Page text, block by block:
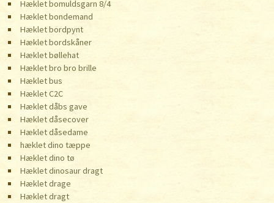
Hæklet bomuldsgarn 8/4
Hæklet bondemand
Hæklet bordpynt
Hæklet bordskåner
Hæklet bøllehat
Hæklet bro bro brille
Hæklet bus
Hæklet C2C
Hæklet dåbs gave
Hæklet dåsecover
Hæklet dåsedame
hæklet dino tæppe
Hæklet dino tø
Hæklet dinosaur dragt
Hæklet drage
Hæklet dragt